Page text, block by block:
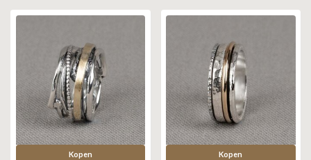
REBEL & ROSE
SILK | SALE
SER INTREPIDA | SS25
CADEAU MAN
CADEAUTJES TOT € 50
CADEAUTJES TOT € 100
CADEAUTJES VANAF € 100
Kopen Kopen